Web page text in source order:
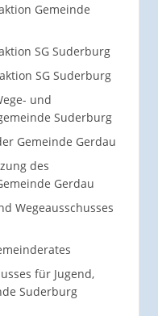
Gemeinde
SG Suderburg
SG Suderburg
und
Suderburg
Gemeinde Gerdau
des
Gerdau
Wegeausschusses
für Jugend,
Suderburg